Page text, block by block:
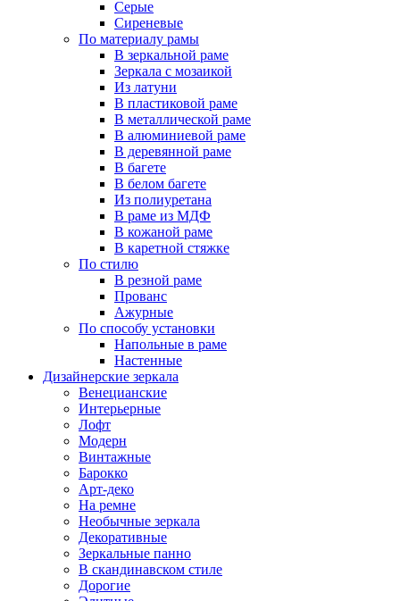
Серые
Сиреневые
По материалу рамы
В зеркальной раме
Зеркала с мозаикой
Из латуни
В пластиковой раме
В металлической раме
В алюминиевой раме
В деревянной раме
В багете
В белом багете
Из полиуретана
В раме из МДФ
В кожаной раме
В каретной стяжке
По стилю
В резной раме
Прованс
Ажурные
По способу установки
Напольные в раме
Настенные
Дизайнерские зеркала
Венецианские
Интерьерные
Лофт
Модерн
Винтажные
Барокко
Арт-деко
На ремне
Необычные зеркала
Декоративные
Зеркальные панно
В скандинавском стиле
Дорогие